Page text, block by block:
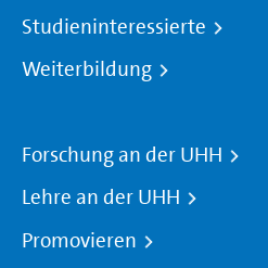
Studieninteressierte
Weiterbildung
Forschung an der UHH
Lehre an der UHH
Promovieren